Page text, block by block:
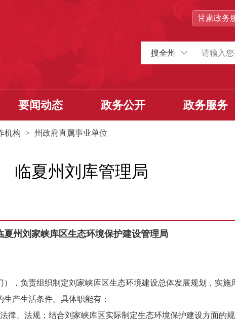
甘肃政务
搜全州
要闻动态 政务公开 政务服务
机构 > 州政府直属事业单位
临夏州刘库管理局
夏州刘家峡库区生态环境保护建设管理局
负责组织制定刘家峡库区生态环境建设总体发展规划，实施
产生活条件。具体职能有：
、法规；结合刘家峡库区实际制定生态环境保护建设方面的